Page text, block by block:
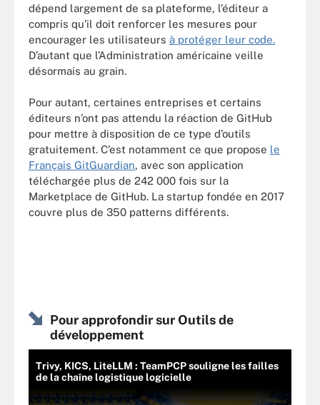
dépend largement de sa plateforme, l’éditeur a
compris qu’il doit renforcer les mesures pour
encourager les utilisateurs à protéger leur code.
D’autant que l’Administration américaine veille
désormais au grain.
Pour autant, certaines entreprises et certains
éditeurs n’ont pas attendu la réaction de GitHub
pour mettre à disposition de ce type d’outils
gratuitement. C’est notamment ce que propose le
Français GitGuardian, avec son application
téléchargée plus de 242 000 fois sur la
Marketplace de GitHub. La startup fondée en 2017
couvre plus de 350 patterns différents.
Pour approfondir sur Outils de
développement
Trivy, KICS, LiteLLM : TeamPCP souligne les failles
de la chaîne logistique logicielle